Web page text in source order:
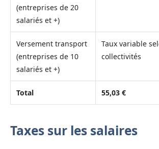
(entreprises de 20
salariés et +)
Versement transport
(entreprises de 10
salariés et +)
Taux variable
collectivités
Total 55,03 €
Taxes sur les salaires